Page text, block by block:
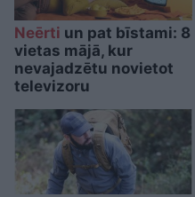
Neērti un pat bīstami: 8
vietas mājā, kur
nevajadzētu novietot
televizoru